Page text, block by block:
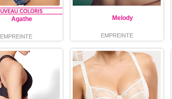
Agathe
EMPREINTE
Melody
EMPREINTE